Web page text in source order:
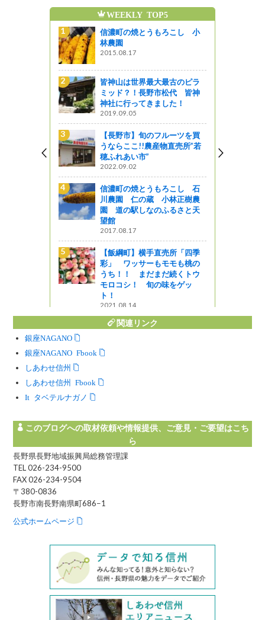
とうもろこし 小
界最大最古のピラ
長野市松代 皆神
旬のフルーツを買
!!農産物直売所”若
とうもろこし 石
の蔵 小林正樹農
なのふるさと天
横手直売所「四季
サーもモモも桃の
まだまだ続くトウ
旬の味をゲッ
MONTHLY TOP5
皆神山は世界最大最古のピラ
信濃町の焼とうもろこし 小
林農園
2015.08.17
【長野市】旬のフルーツを買
うならここ!!農産物直売所”若
穂ふれあい市”
信濃町の焼とうもろこし 石
川農園 仁の蔵 小林正樹農
園 道の駅しなのふるさと天
第10回浅川ダム祭りを開催し
ます！
2026.07.08
関連リンク
銀座NAGANO
銀座NAGANO Facebook
しあわせ信州
しあわせ信州 Facebook
Instagram タベテルナガノ
このブログへの取材依頼や情報提供、ご意見・ご要望はこち
ら
長野県長野地域振興局総務管理課
TEL 026-234-9500
FAX 026-234-9504
〒380-0836
長野市南長野南県町686−1
公式ホームページ